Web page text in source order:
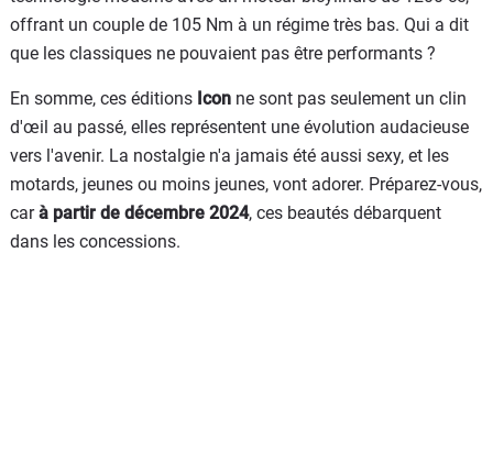
offrant un couple de 105 Nm à un régime très bas. Qui a dit
que les classiques ne pouvaient pas être performants ?
En somme, ces éditions Icon ne sont pas seulement un clin
d'œil au passé, elles représentent une évolution audacieuse
vers l'avenir. La nostalgie n'a jamais été aussi sexy, et les
motards, jeunes ou moins jeunes, vont adorer. Préparez-vous,
carà partir de décembre 2024, ces beautés débarquent
dans les concessions.